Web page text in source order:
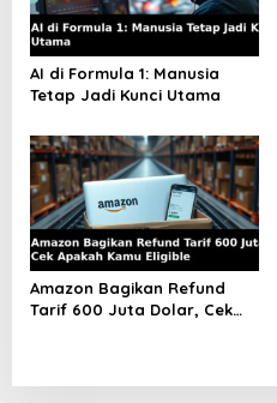
AI di Formula 1: Manusia
Tetap Jadi Kunci Utama
Amazon Bagikan Refund
Tarif 600 Juta Dolar, Cek